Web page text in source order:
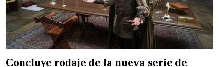
Concluye rodaje de la nueva serie de